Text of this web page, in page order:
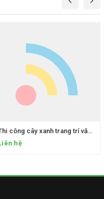
Thi công cây xanh trang trí văn phòng làm việc VPĐD TỔ CHỨC ASIA INJURY PREVENTION FOUDANTION - TẠI VIỆT NAM
hệ